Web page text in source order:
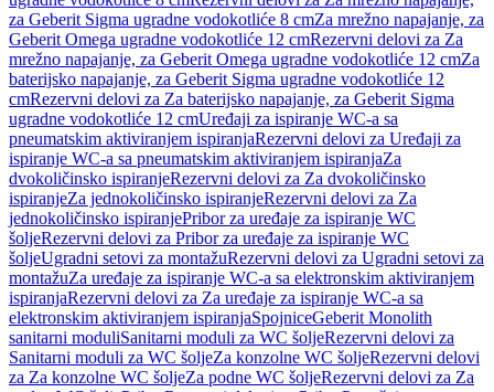
za Geberit Sigma ugradne vodokotliće 8 cmZa mrežno napajanje, za
Geberit Omega ugradne vodokotliće 12 cmRezervni delovi za Za
mrežno napajanje, za Geberit Omega ugradne vodokotliće 12 cmZa
baterijsko napajanje, za Geberit Sigma ugradne vodokotliće 12
cmRezervni delovi za Za baterijsko napajanje, za Geberit Sigma
ugradne vodokotliće 12 cmUređaji za ispiranje WC-a sa
pneumatskim aktiviranjem ispiranjaRezervni delovi za Uređaji za
ispiranje WC-a sa pneumatskim aktiviranjem ispiranjaZa
dvokoličinsko ispiranjeRezervni delovi za Za dvokoličinsko
ispiranjeZa jednokoličinsko ispiranjeRezervni delovi za Za
jednokoličinsko ispiranjePribor za uređaje za ispiranje WC
šoljeRezervni delovi za Pribor za uređaje za ispiranje WC
šoljeUgradni setovi za montažuRezervni delovi za Ugradni setovi za
montažuZa uređaje za ispiranje WC-a sa elektronskim aktiviranjem
ispiranjaRezervni delovi za Za uređaje za ispiranje WC-a sa
elektronskim aktiviranjem ispiranjaSpojniceGeberit Monolith
sanitarni moduliSanitarni moduli za WC šoljeRezervni delovi za
Sanitarni moduli za WC šoljeZa konzolne WC šoljeRezervni delovi
za Za konzolne WC šoljeZa podne WC šoljeRezervni delovi za Za